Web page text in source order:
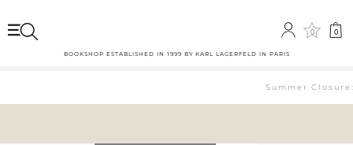
0 0
BOOKSHOP ESTABLISHED IN 1999 BY KARL LAGERFELD IN PARIS
Summer